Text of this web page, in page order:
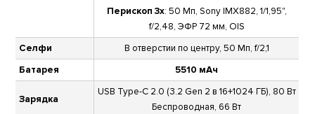
Перископ 3x: 50 Мп, Sony IMX882, 1/1,95",
f/2,48, ЭФР 72 мм, OIS
Селфи
В отверстии по центру, 50 Мп, f/2,1
Батарея
5510 мАч
Зарядка
USB Type-C 2.0 (3.2 Gen 2 в 16+1024 ГБ), 80 Вт
Беспроводная, 66 Вт